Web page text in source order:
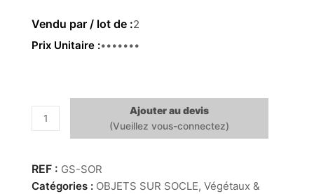
2
Prix Unitaire 21.00 €
quantité
de
Ajouter au devis
GS-SOR
Catégories : OBJETS SUR SOCLE, Végétaux &